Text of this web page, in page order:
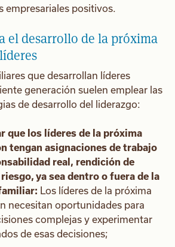
empresariales positivos.
el desarrollo de la próxima
que desarrollan líderes
generación suelen emplear las
de desarrollo del liderazgo:
que los líderes de la próxima
tengan asignaciones de trabajo
real, rendición de
ya sea dentro o fuera de la
Los líderes de la próxima
necesitan oportunidades para
complejas y experimentar
de esas decisiones;